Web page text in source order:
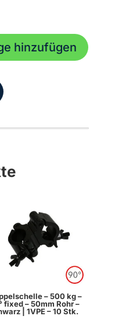
hinzufügen
– 500 kg –
fixed – 50mm Rohr –
| 1VPE – 10 Stk.